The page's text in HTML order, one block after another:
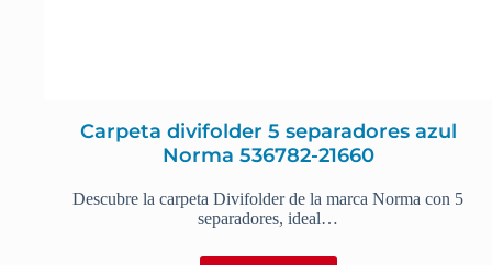
Carpeta divifolder 5 separadores azul
Norma 536782-21660
Descubre la carpeta Divifolder de la marca Norma con 5
separadores, ideal…